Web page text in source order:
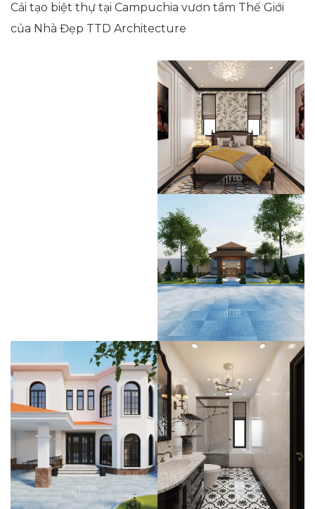
Cải tạo biệt thự tại Campuchia vươn tầm Thế Giới
của Nhà Đẹp TTD Architecture